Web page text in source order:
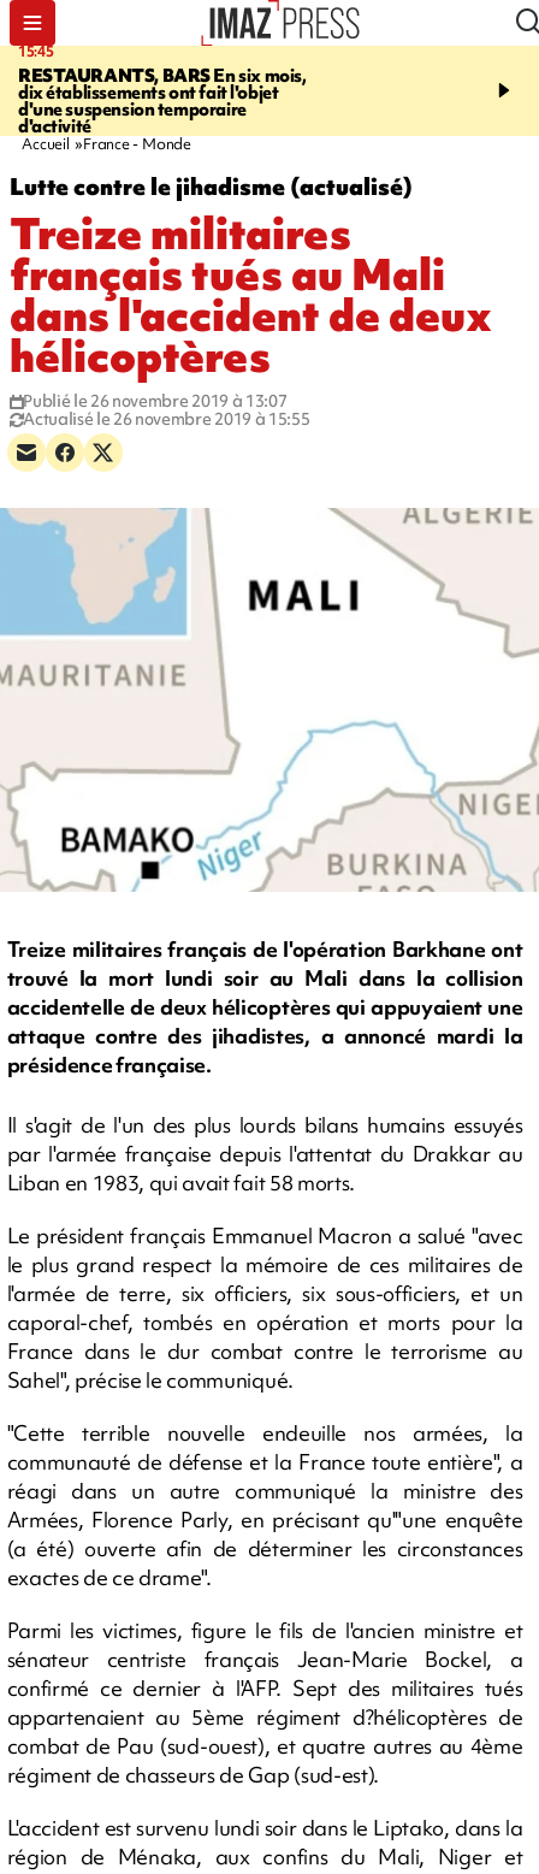
15:45
RESTAURANTS, BARSEn six mois,
dix établissements ont fait l'objet
d'une suspension temporaire
d'activité
17:17
Angeles, un homme vit
Accueil France - Monde
Lutte contre le jihadisme (actualisé)
Treize militaires
français tués au Mali
dans l'accident de deux
hélicoptères
Publié le 26 novembre 2019 à 13:07
Actualisé le 26 novembre 2019 à 15:55
Treize militaires français de l'opération Barkhane ont
trouvé la mort lundi soir au Mali dans la collision
accidentelle de deux hélicoptères qui appuyaient une
attaque contre des jihadistes, a annoncé mardi la
présidence française.
Il s'agit de l'un des plus lourds bilans humains essuyés
par l'armée française depuis l'attentat du Drakkar au
Liban en 1983, qui avait fait 58 morts.
Le président français Emmanuel Macron a salué "avec
le plus grand respect la mémoire de ces militaires de
l'armée de terre, six officiers, six sous-officiers, et un
caporal-chef, tombés en opération et morts pour la
France dans le dur combat contre le terrorisme au
Sahel", précise le communiqué.
"Cette terrible nouvelle endeuille nos armées, la
communauté de défense et la France toute entière", a
réagi dans un autre communiqué la ministre des
Armées, Florence Parly, en précisant qu'"une enquête
(a été) ouverte afin de déterminer les circonstances
exactes de ce drame".
Parmi les victimes, figure le fils de l'ancien ministre et
sénateur centriste français Jean-Marie Bockel, a
confirmé ce dernier à l'AFP. Sept des militaires tués
appartenaient au 5ème régiment d?hélicoptères de
combat de Pau (sud-ouest), et quatre autres au 4ème
régiment de chasseurs de Gap (sud-est).
L'accident est survenu lundi soir dans le Liptako, dans la
région de Ménaka, aux confins du Mali, Niger et